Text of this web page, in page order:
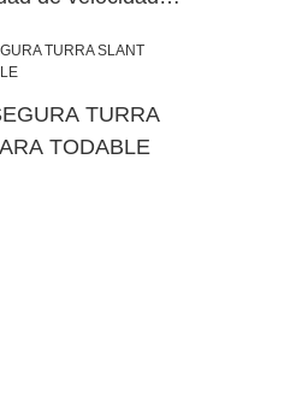
TURRA
TODABLE